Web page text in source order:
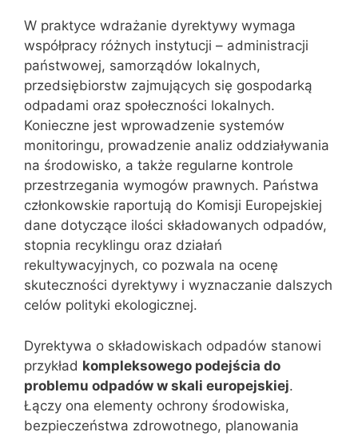
W praktyce wdrażanie dyrektywy wymaga
współpracy różnych instytucji – administracji
państwowej, samorządów lokalnych,
przedsiębiorstw zajmujących się gospodarką
odpadami oraz społeczności lokalnych.
Konieczne jest wprowadzenie systemów
monitoringu, prowadzenie analiz oddziaływania
na środowisko, a także regularne kontrole
przestrzegania wymogów prawnych. Państwa
członkowskie raportują do Komisji Europejskiej
dane dotyczące ilości składowanych odpadów,
stopnia recyklingu oraz działań
rekultywacyjnych, co pozwala na ocenę
skuteczności dyrektywy i wyznaczanie dalszych
celów polityki ekologicznej.
Dyrektywa o składowiskach odpadów stanowi
przykład kompleksowego podejścia do
problemu odpadów w skali europejskiej.
Łączy ona elementy ochrony środowiska,
bezpieczeństwa zdrowotnego, planowania